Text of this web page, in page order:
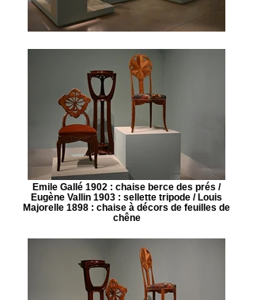
Emile Gallé 1902 : chaise berce des prés /
Eugène Vallin 1903 : sellette tripode / Louis
Majorelle 1898 : chaise à décors de feuilles de
chêne